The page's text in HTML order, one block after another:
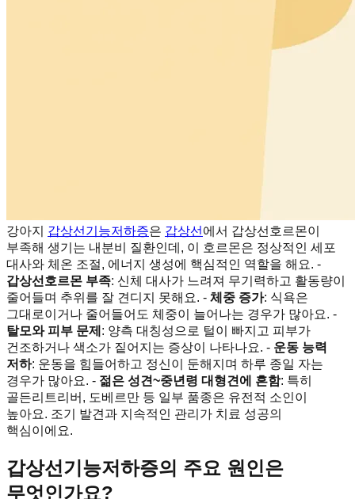
강아지 갑상선기능저하증은 갑상선 에서 갑상선호르몬이
부족해 생기는 내분비 질환인데, 이 호르몬은 정상적인 세포
대사와 체온 조절, 에너지 생성에 핵심적인 역할을 해요. -
갑상선호르몬 부족: 신체 대사가 느려져 무기력하고 활동량이
줄어들며 추위를 잘 견디지 못해요. - 체중 증가: 식욕은
그대로이거나 줄어들어도 체중이 늘어나는 경우가 많아요. -
탈모와 피부 문제 : 양측 대칭성으로 털이 빠지고 피부가
건조하거나 색소가 짙어지는 증상이 나타나요. - 운동 능력
저하: 운동을 힘들어하고 정신이 둔해지며 하루 종일 자는
경우가 많아요. - 젊은 성견~중년령 대형견에 흔함: 특히
골든리트리버, 도베르만 등 일부 품종은 유전적 소인이
높아요. 조기 발견과 지속적인 관리가 치료 성공의
핵심이에요.
갑상선기능저하증의 주요 원인은
무엇인가요?